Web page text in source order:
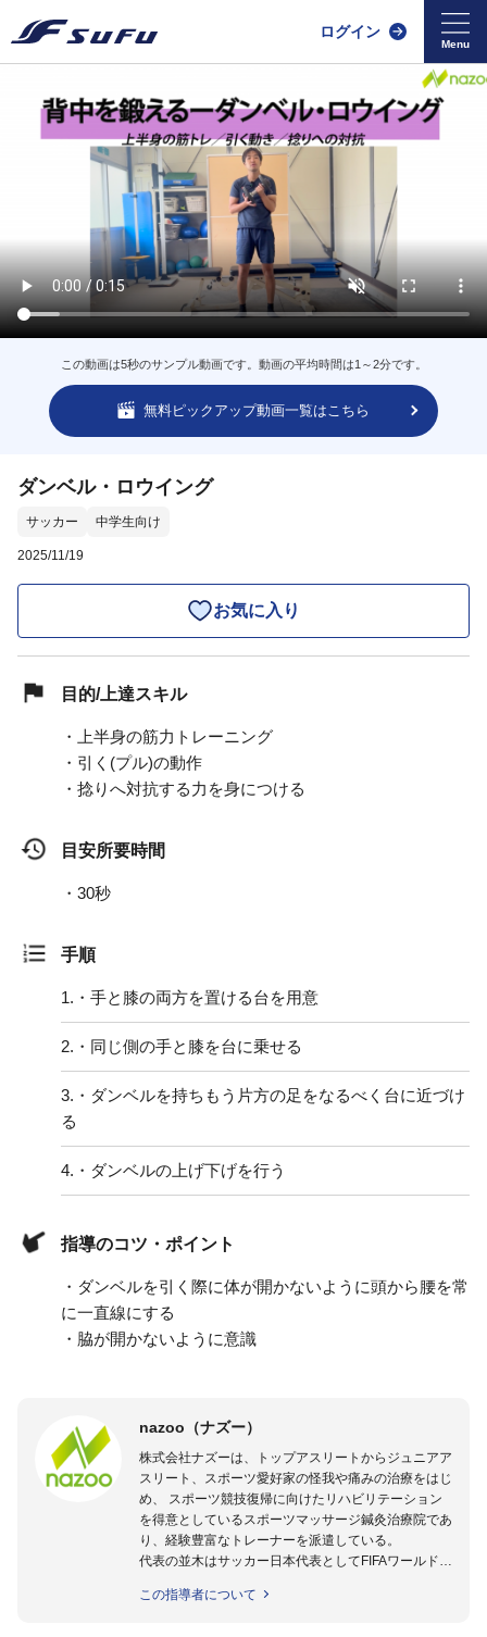
ログイン
この動画は5秒のサンプル動画です。動画の平均時間は1～2分です。
無料ピックアップ動画一覧はこちら
ダンベル・ロウイング
サッカー 中学生向け
2025/11/19
お気に入り
目的/上達スキル
・上半身の筋力トレーニング
・引く(プル)の動作
・捻りへ対抗する力を身につける
目安所要時間
・30秒
手順
1. ・手と膝の両方を置ける台を用意
2. ・同じ側の手と膝を台に乗せる
3. ・ダンベルを持ちもう片方の足をなるべく台に近づけ
る
4. ・ダンベルの上げ下げを行う
指導のコツ・ポイント
・ダンベルを引く際に体が開かないように頭から腰を常
に一直線にする
・脇が開かないように意識
nazoo（ナズー）
株式会社ナズーは、トップアスリートからジュニアア
スリート、スポーツ愛好家の怪我や痛みの治療をはじ
め、 スポーツ競技復帰に向けたリハビリテーション
を得意としているスポーツマッサージ鍼灸治療院であ
り、経験豊富なトレーナーを派遣している。
代表の並木はサッカー日本代表としてFIFAワールドカ
のほかU-23日本代表のアスレティックトレーナーと
この指導者について